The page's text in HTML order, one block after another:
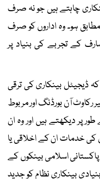
چاہتے ہیں جو نہ صرف
ہو۔ وہ اداروں کو صرف
کے تجربے کی بنیاد پر
ڈیجیٹل بینکاری کی ترقی
رکاوٹ آن بورڈنگ اور مربوط
پر دیکھتے ہیں اور وہ ان
کی خدمات ان کے اخلاقی یا
اسلامی بینکوں کے
بینکاری نظام کو جدید